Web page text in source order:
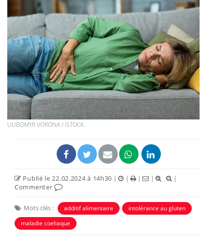
LIUBOMYR VORONA / ISTOCK.
Publié le 22.02.2024 à 14h30 | | | |
|
Commenter
Mots clés : additif alimentaire
intolérance au gluten
maladie coeliaque